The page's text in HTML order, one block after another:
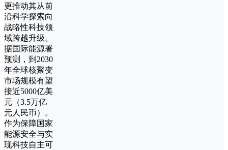
更推动其从前
沿科学探索向
战略性科技领
域跨越升级。
据国际能源署
预测，到2030
年全球核聚变
市场规模有望
接近5000亿美
元（3.5万亿
元人民币）。
作为保障国家
能源安全与实
现科技自主可